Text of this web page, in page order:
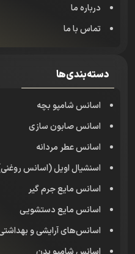
درباره ما
تماس با ما
دسته‌بندی‌ها
اسانس شامپو بچه
اسانس صابون سازی
اسانس عطر مردانه
اسنشیال اویل (اسانس
اسانس مایع جرم گیر
اسانس مایع دستشویی
اسانس‌های آرایشی و